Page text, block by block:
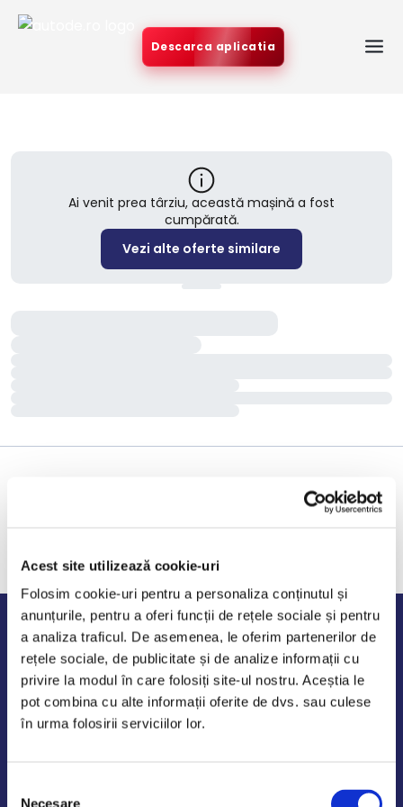
Acest site utilizează cookie-uri
Folosim cookie-uri pentru a personaliza conținutul și
anunțurile, pentru a oferi funcții de rețele sociale și pentru
a analiza traficul. De asemenea, le oferim partenerilor de
rețele sociale, de publicitate și de analize informații cu
privire la modul în care folosiți site-ul nostru. Aceștia le
pot combina cu alte informații oferite de dvs. sau culese
în urma folosirii serviciilor lor.
Necesare
Descarca aplicatia
Ai venit prea târziu, această mașină a fost
cumpărată.
Vezi alte oferte similare
Program de lucru
Luni - Vineri: 09:00-18:00
Sambata - Duminica: 10:00-14:00